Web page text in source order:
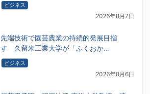
ビジネス
2026年8月7日
先端技術で園芸農業の持続的発展目指
す 久留米工業大学が「ふくおか…
ビジネス
2026年8月6日